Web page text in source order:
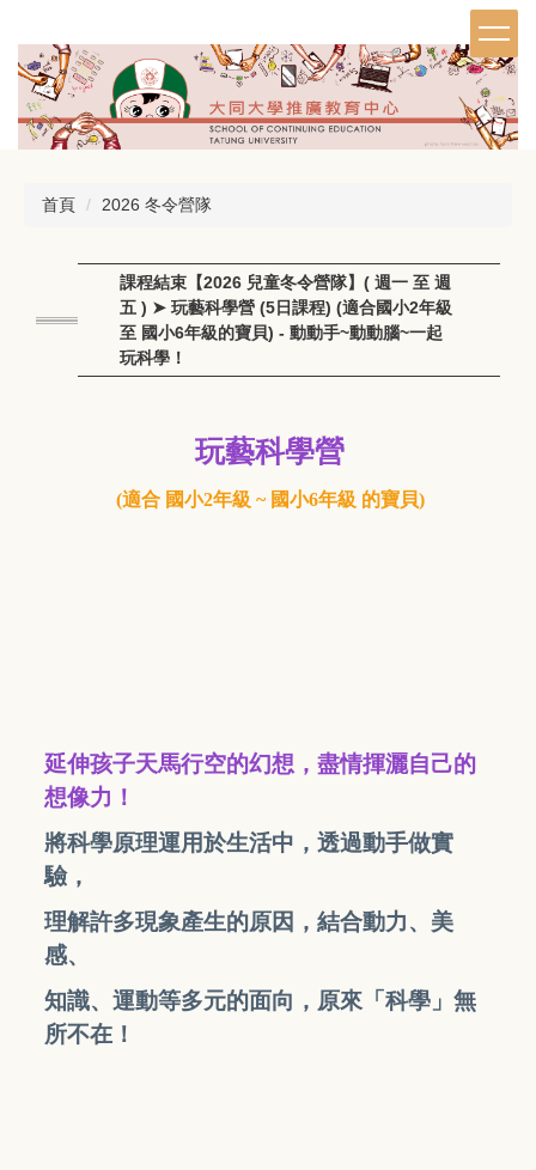
到
主
內
首頁
2026 冬令營隊
課程結束【2026 兒童冬令營隊】( 週一 至 週
五 ) ➤ 玩藝科學營 (5日課程) (適合國小2年級
至 國小6年級的寶貝) - 動動手~動動腦~一起
玩科學！
玩藝科學營
(適合 國小2年級 ~ 國小6年級 的寶貝)
延伸孩子天馬行空的幻想，盡情揮灑自己的
想像力！
將科學原理運用於生活中，透過動手做實
驗，
理解許多現象產生的原因，結合動力、美
感、
知識、運動等多元的面向，原來「科學」無
所不在！